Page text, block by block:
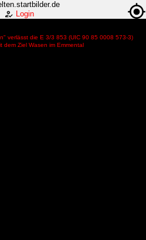
Login
verlässt die E 3/3 853 (UIC 90 85 0008 573-3)
dem Ziel Wasen im Emmental